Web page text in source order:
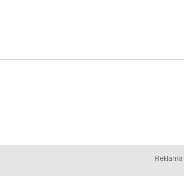
Reklāma